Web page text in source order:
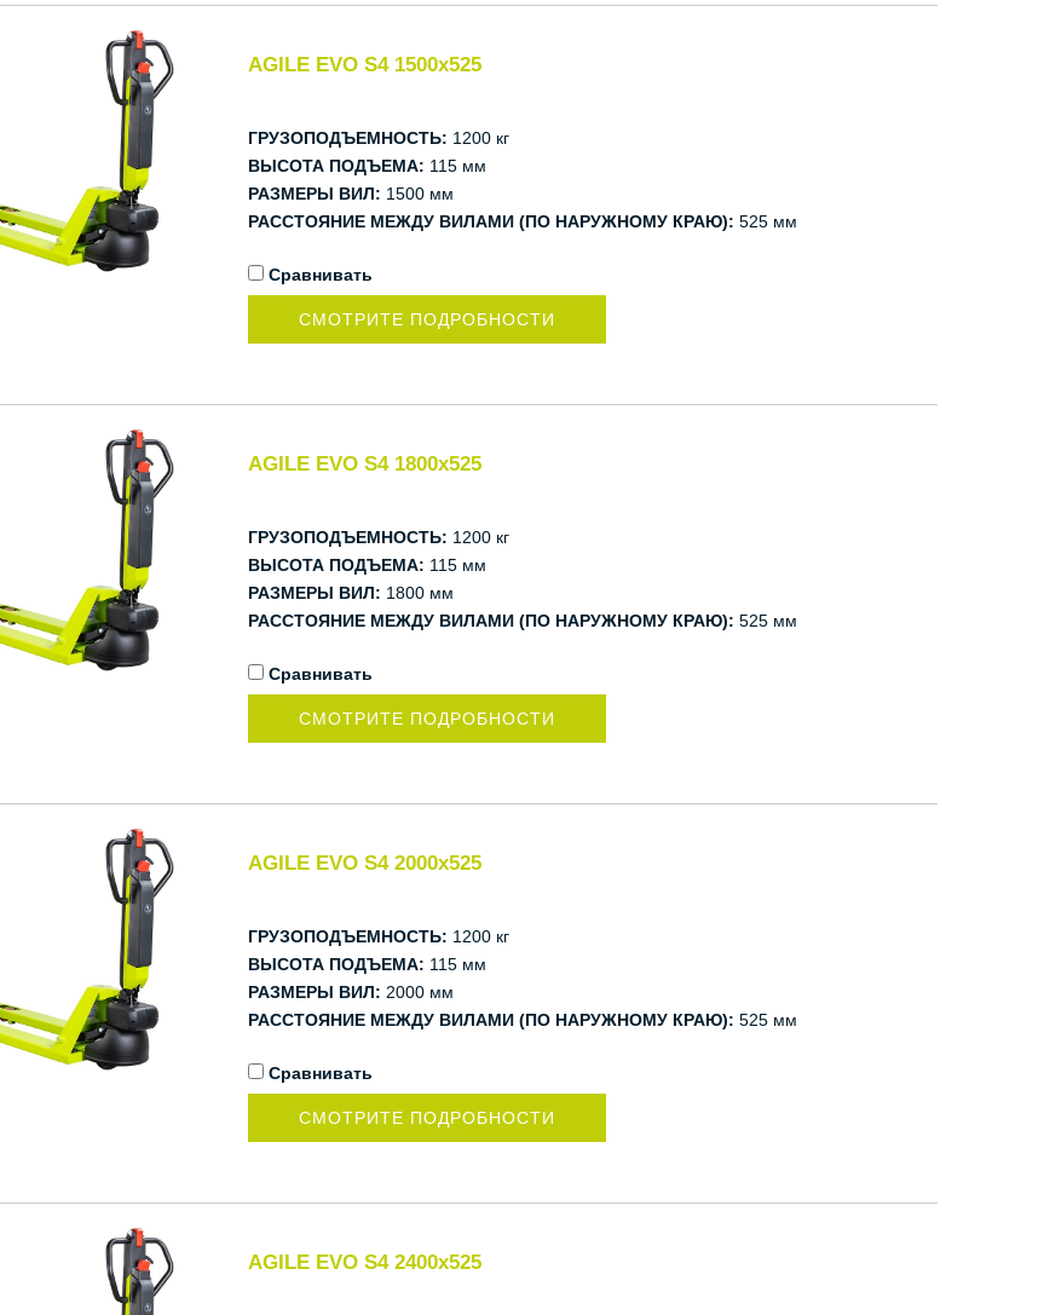
AGILE EVO S4 1500x525
ГРУЗОПОДЪЕМНОСТЬ: 1200 кг
ВЫСОТА ПОДЪЕМА: 115 мм
РАЗМЕРЫ ВИЛ: 1500 мм
РАССТОЯНИЕ МЕЖДУ ВИЛАМИ (ПО НАРУЖНОМУ КРАЮ): 525 мм
Сравнивать
СМОТРИТЕ ПОДРОБНОСТИ
AGILE EVO S4 1800x525
ГРУЗОПОДЪЕМНОСТЬ: 1200 кг
ВЫСОТА ПОДЪЕМА: 115 мм
РАЗМЕРЫ ВИЛ: 1800 мм
РАССТОЯНИЕ МЕЖДУ ВИЛАМИ (ПО НАРУЖНОМУ КРАЮ): 525 мм
Сравнивать
СМОТРИТЕ ПОДРОБНОСТИ
AGILE EVO S4 2000x525
ГРУЗОПОДЪЕМНОСТЬ: 1200 кг
ВЫСОТА ПОДЪЕМА: 115 мм
РАЗМЕРЫ ВИЛ: 2000 мм
РАССТОЯНИЕ МЕЖДУ ВИЛАМИ (ПО НАРУЖНОМУ КРАЮ): 525 мм
Сравнивать
СМОТРИТЕ ПОДРОБНОСТИ
AGILE EVO S4 2400x525